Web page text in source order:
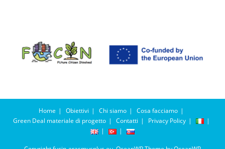
Home Obiettivi Chi siamo
Cosa facciamo
Green Deal materiale di progetto
Contatti Privacy Policy